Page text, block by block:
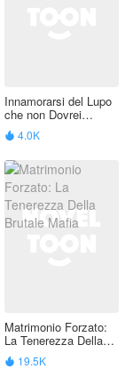
Innamorarsi del Lupo
che non Dovrei
Amare
 4.0K
Matrimonio Forzato:
La Tenerezza Della
Brutale Mafia
 19.5K